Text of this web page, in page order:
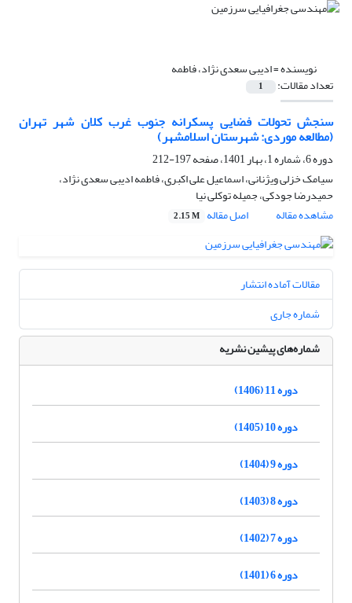
نویسنده =ادیبی سعدی نژاد، فاطمه
تعداد مقالات: 1
سنجش تحولات فضایی پسکرانه جنوب غرب کلان شهر تهران
(مطالعه موردی: شهرستان اسلامشهر)
دوره 6، شماره 1، بهار 1401، صفحه
197-212
سیامک خزلی ویژنانی، اسماعیل علی اکبری، فاطمه ادیبی سعدی نژاد،
حمیدرضا جودکی، جمیله توکلی نیا
مشاهده مقاله
اصل مقاله 2.15 M
مقالات آماده انتشار
شماره جاری
شماره‌های پیشین نشریه
دوره 11 (1406)
دوره 10 (1405)
دوره 9 (1404)
دوره 8 (1403)
دوره 7 (1402)
دوره 6 (1401)